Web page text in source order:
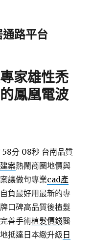
路平台
家雄性禿
鳳凰電波
58分 08秒 台南品質
案熱鬧商圈地價與
讓做句專業cad產
負最好用最新的專
口碑高品質後植髮
善手術植髮價錢醫
抵達日本緻升級 日